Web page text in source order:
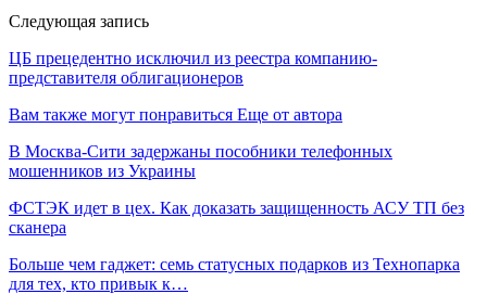
Следующая запись
ЦБ прецедентно исключил из реестра компанию-
представителя облигационеров
Вам также могут понравиться Еще от автора
В Москва-Сити задержаны пособники телефонных
мошенников из Украины
ФСТЭК идет в цех. Как доказать защищенность АСУ ТП без
сканера
Больше чем гаджет: семь статусных подарков из Технопарка
для тех, кто привык к…